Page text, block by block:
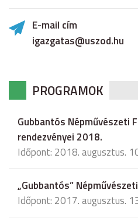
E-mail cím
igazgatas@uszod.hu
PROGRAMOK
Gubbantós Népművészeti
rendezvényei 2018.
Időpont: 2018. augusztus.
„Gubbantós”
Időpont: 2017. augusztus.